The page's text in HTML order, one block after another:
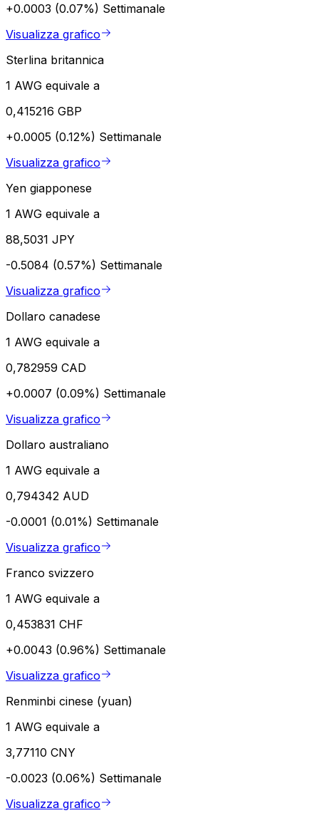
+0.0003 (0.07%) Settimanale
Visualizza grafico
Sterlina britannica
1 AWG equivale a
0,415216 GBP
+0.0005 (0.12%) Settimanale
Visualizza grafico
Yen giapponese
1 AWG equivale a
88,5031 JPY
-0.5084 (0.57%) Settimanale
Visualizza grafico
Dollaro canadese
1 AWG equivale a
0,782959 CAD
+0.0007 (0.09%) Settimanale
Visualizza grafico
Dollaro australiano
1 AWG equivale a
0,794342 AUD
-0.0001 (0.01%) Settimanale
Visualizza grafico
Franco svizzero
1 AWG equivale a
0,453831 CHF
+0.0043 (0.96%) Settimanale
Visualizza grafico
Renminbi cinese (yuan)
1 AWG equivale a
3,77110 CNY
-0.0023 (0.06%) Settimanale
Visualizza grafico